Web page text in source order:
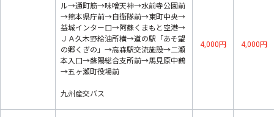
ル→通町筋→味噌天神→水前寺公園前
→熊本県庁前→自衛隊前→東町中央→
益城インター口→阿蘇くまもと空港→
ＪＡ久木野給油所横→道の駅「あそ望
の郷くぎの」→高森駅交流施設→二瀬
本入口→蘇陽総合支所前→馬見原中鶴
→五ヶ瀬町役場前
九州産交バス
4,000円 4,000円